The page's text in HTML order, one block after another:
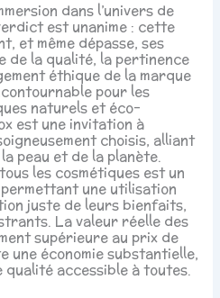
dans l’univers de
est unanime : cette
et même dépasse, ses
de la qualité, la pertinence
éthique de la marque
pour les
naturels et éco-
est une invitation à
choisis, alliant
peau et de la planète.
les cosmétiques est un
une utilisation
juste de leurs bienfaits,
La valeur réelle des
supérieure au prix de
une économie substantielle,
accessible à toutes.